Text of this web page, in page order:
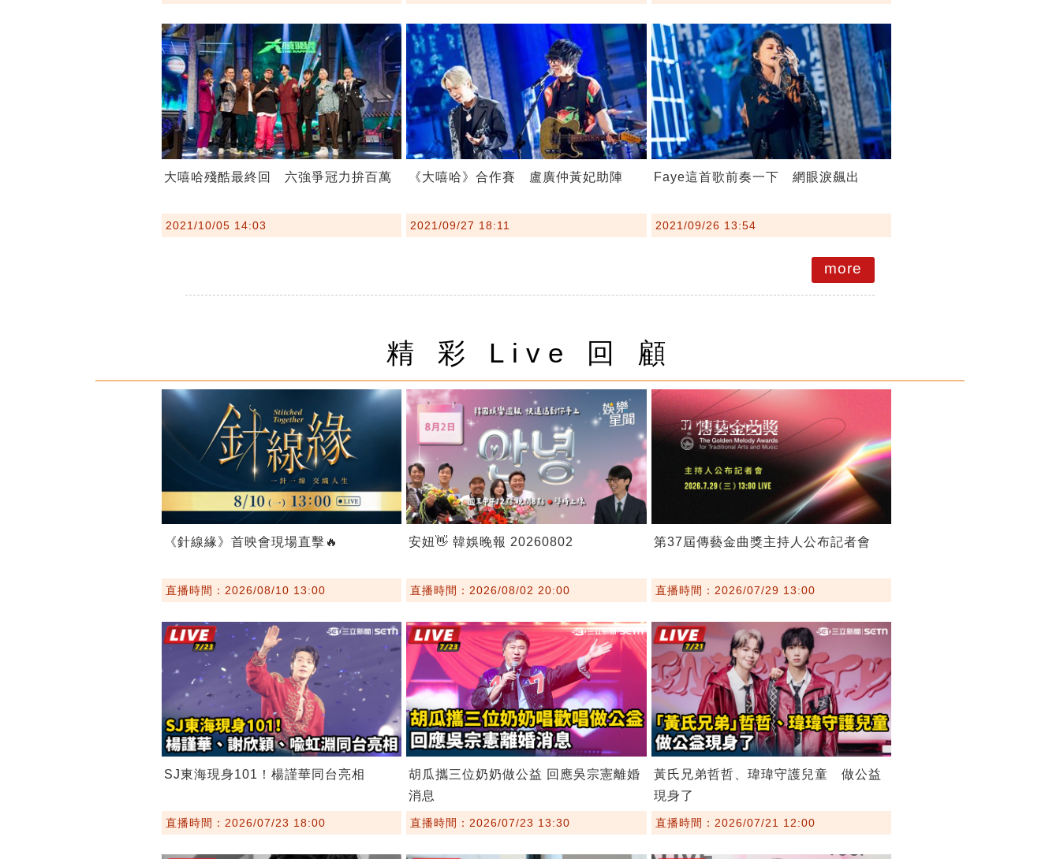
大嘻哈殘酷最終回 六強爭冠力拚百萬
2021/10/05 14:03
《大嘻哈》合作賽 盧廣仲黃妃助陣
2021/09/27 18:11
Faye這首歌前奏一下 網眼淚飆出
2021/09/26 13:54
more
精 彩 Live 回 顧
《針線緣》首映會現場直擊🔥
直播時間：2026/08/10 13:00
安妞👋 韓娛晚報 20260802
直播時間：2026/08/02 20:00
第37屆傳藝金曲獎主持人公布記者會
直播時間：2026/07/29 13:00
SJ東海現身101！楊謹華同台亮相
直播時間：2026/07/23 18:00
胡瓜攜三位奶奶做公益 回應吳宗憲離婚
消息
直播時間：2026/07/23 13:30
黃氏兄弟哲哲、瑋瑋守護兒童 做公益
現身了
直播時間：2026/07/21 12:00